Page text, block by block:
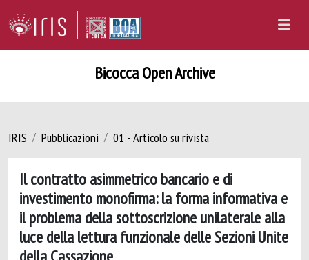
Bicocca Open Archive
IRIS Pubblicazioni 01 - Articolo su rivista
Il contratto asimmetrico bancario e di
investimento monofirma: la forma informativa e
il problema della sottoscrizione unilaterale alla
luce della lettura funzionale delle Sezioni Unite
della Cassazione